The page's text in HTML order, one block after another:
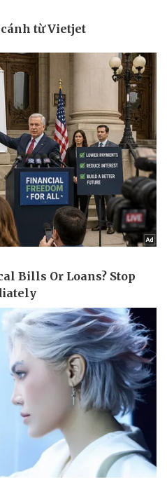
Công nghệ
Sành điệu
Tin Công nghệ
Trải nghiệm
Chuyển đổi số